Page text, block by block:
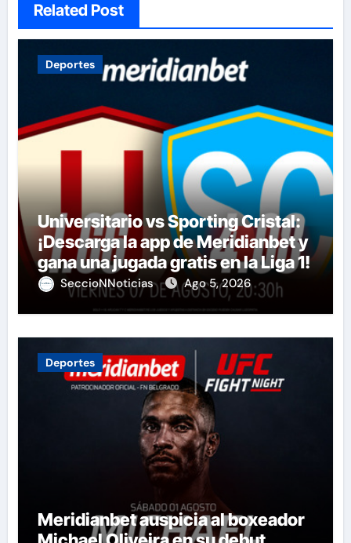
Related Post
Deportes
Universitario vs Sporting Cristal:
¡Descarga la app de Meridianbet y
gana una jugada gratis en la Liga 1!
SeccioNNoticias Ago 5, 2026
Deportes
Meridianbet auspicia al boxeador